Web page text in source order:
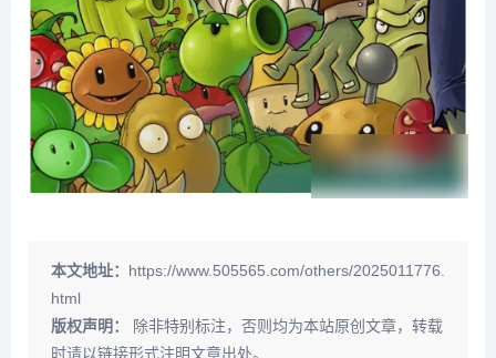
本文地址： https://www.505565.com/others/2025011776.
html
版权声明：
除非特别标注，否则均为本站原创文章，转载
时请以链接形式注明文章出处。